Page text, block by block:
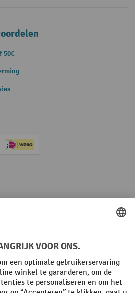
50€
(Visa)
iDEAL | Wero
Copyright